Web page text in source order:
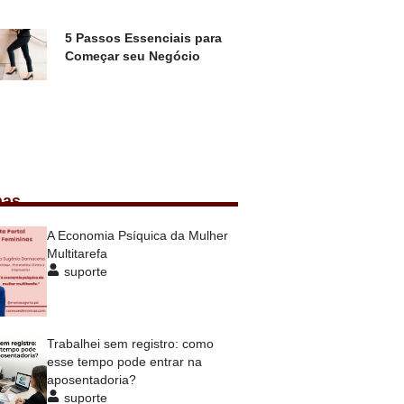
5 Passos Essenciais para
Começar seu Negócio
A Economia Psíquica da Mulher
Multitarefa
suporte
Trabalhei sem registro: como
esse tempo pode entrar na
aposentadoria?
suporte